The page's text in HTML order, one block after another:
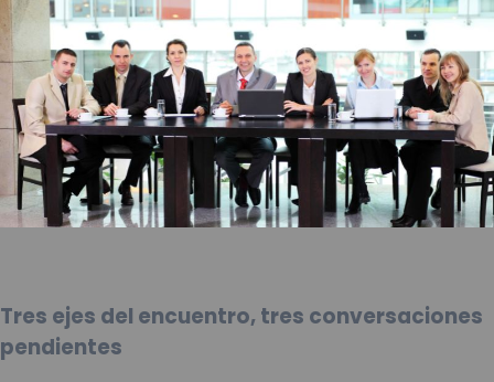
Tres ejes del encuentro, tres conversaciones
pendientes